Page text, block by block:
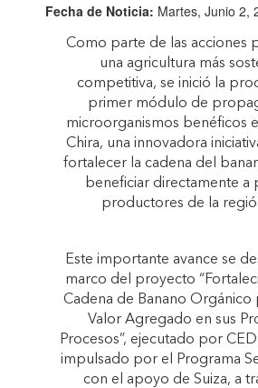
Fecha de Noticia: Martes, Junio 2,
Como parte de las acciones
una agricultura más
competitiva, se inició la
primer módulo de
microorganismos benéficos
Chira, una innovadora
fortalecer la cadena del
beneficiar directamente a
productores de la
Este importante avance se
marco del proyecto
Cadena de Banano Orgánico
Valor Agregado en sus
Procesos”, ejecutado por
impulsado por el Programa
con el apoyo de Suiza, a